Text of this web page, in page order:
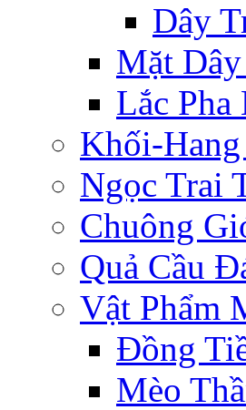
Dây
Mặt
Lắc Pha
Khối-
Ngọc Trai
Chuông
Quả Cầu
Vật Phẩm
Đồng
Mèo